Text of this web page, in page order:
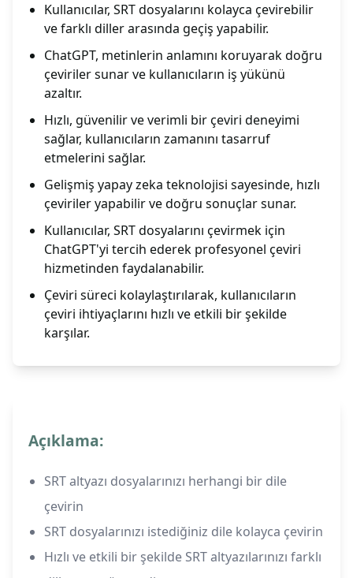
Kullanıcılar, SRT dosyalarını kolayca çevirebilir
ve farklı diller arasında geçiş yapabilir.
ChatGPT, metinlerin anlamını koruyarak doğru
çeviriler sunar ve kullanıcıların iş yükünü
azaltır.
Hızlı, güvenilir ve verimli bir çeviri deneyimi
sağlar, kullanıcıların zamanını tasarruf
etmelerini sağlar.
Gelişmiş yapay zeka teknolojisi sayesinde, hızlı
çeviriler yapabilir ve doğru sonuçlar sunar.
Kullanıcılar, SRT dosyalarını çevirmek için
ChatGPT'yi tercih ederek profesyonel çeviri
hizmetinden faydalanabilir.
Çeviri süreci kolaylaştırılarak, kullanıcıların
çeviri ihtiyaçlarını hızlı ve etkili bir şekilde
karşılar.
Açıklama:
SRT altyazı dosyalarınızı herhangi bir dile
çevirin
SRT dosyalarınızı istediğiniz dile kolayca çevirin
Hızlı ve etkili bir şekilde SRT altyazılarınızı farklı